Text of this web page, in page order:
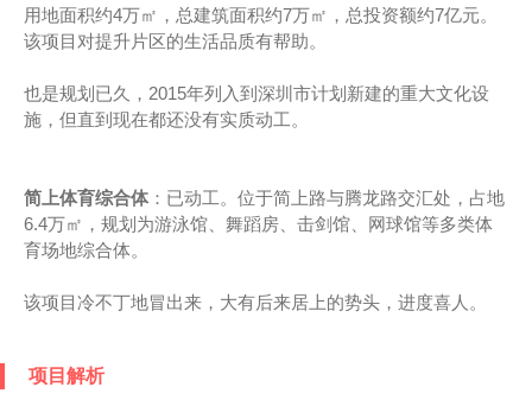
用地面积约4万㎡，总建筑面积约7万㎡，总投资额约7亿元。
该项目对提升片区的生活品质有帮助。
也是规划已久，2015年列入到深圳市计划新建的重大文化设
施，但直到现在都还没有实质动工。
简上体育综合体：已动工。位于简上路与腾龙路交汇处，占地
6.4万㎡，规划为游泳馆、舞蹈房、击剑馆、网球馆等多类体
育场地综合体。
该项目冷不丁地冒出来，大有后来居上的势头，进度喜人。
项目解析